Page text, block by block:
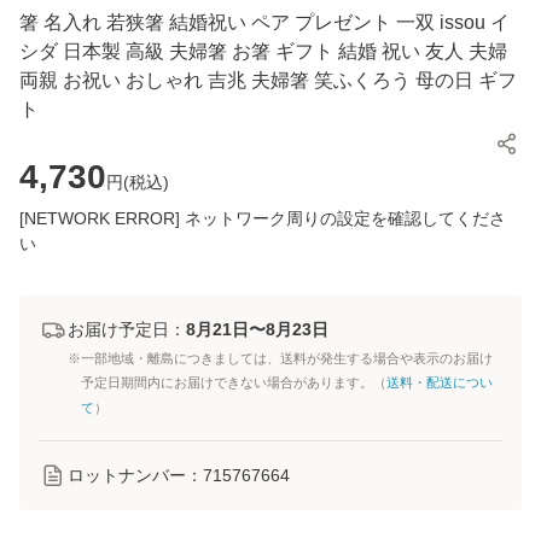
箸 名入れ 若狭箸 結婚祝い ペア プレゼント 一双 issou イ
シダ 日本製 高級 夫婦箸 お箸 ギフト 結婚 祝い 友人 夫婦
両親 お祝い おしゃれ 吉兆 夫婦箸 笑ふくろう 母の日 ギフ
ト
4,730円(税込)
[NETWORK ERROR] ネットワーク周りの設定を確認してくださ
い
お届け予定日： 8月21日〜8月23日
※一部地域・離島につきましては、送料が発生する場合や表示のお届け
予定日期間内にお届けできない場合があります。（送料・配送につい
て ）
ロットナンバー： 715767664